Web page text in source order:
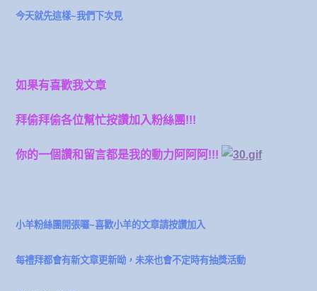
今天就先這樣~我們下次見
如果有喜歡我文章
拜偷拜偷各位幫忙按讚加入粉絲團!!!
你的一個讚和留言都是我的動力阿阿阿!!!
小羊粉絲團開張囉~喜歡小羊的文章請按讚加入
每禮拜都會有新文章更新呦，未來也會不定時有抽獎活動